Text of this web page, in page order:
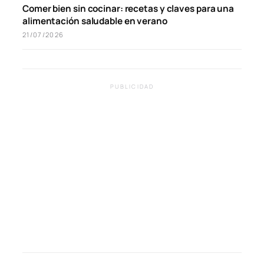
Comer bien sin cocinar: recetas y claves para una
alimentación saludable en verano
21/07/2026
PUBLICIDAD